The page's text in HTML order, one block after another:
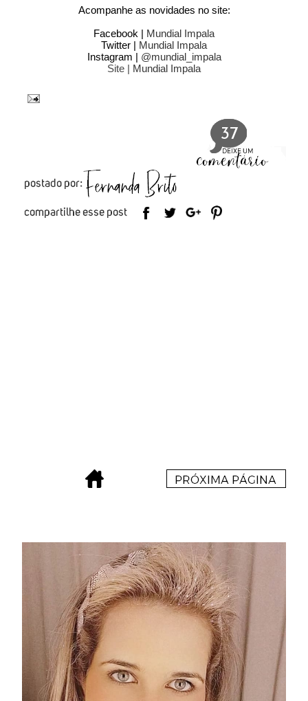
Acompanhe as novidades no site:
Facebook | Mundial Impala
Twitter | Mundial Impala
Instagram | @mundial_impala
Site | Mundial Impala
37